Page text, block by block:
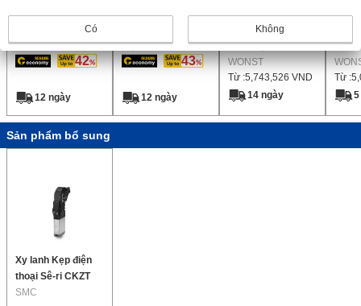
Ball Splines Loại
Thẳng Con trượt
Ren
42
12 ngày
mặt
43
12 ngày
SPLINE BÓNG
NHỎ GỌN (Dòng
WSPL)
WONST
Từ :5,743,526 VND
14 ngày
NHỎ
WSP)
Từ :
Sản phẩm bổ sung
Xy lanh Kẹp điện
thoại Sê-ri CKZT
SMC
Có Không